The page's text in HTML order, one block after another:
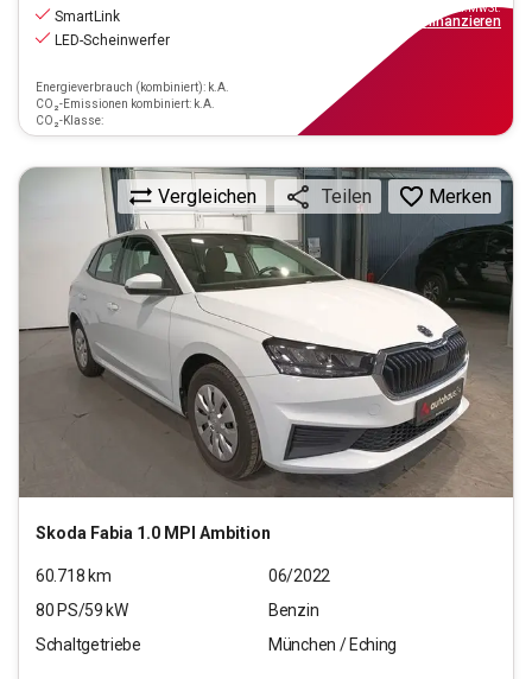
SmartLink
LED-Scheinwerfer
Energieverbrauch (kombiniert): k.A.
CO₂-Emissionen kombiniert: k.A.
CO₂-Klasse:
inkl.MwSt.
finanzieren
Skoda Fabia 1.0 MPI Ambition
Vergleichen Teilen Merken
60.718 km
06/2022
80 PS/59 kW
Benzin
Schaltgetriebe
München / Eching